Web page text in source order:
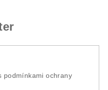
podmínkami ochrany